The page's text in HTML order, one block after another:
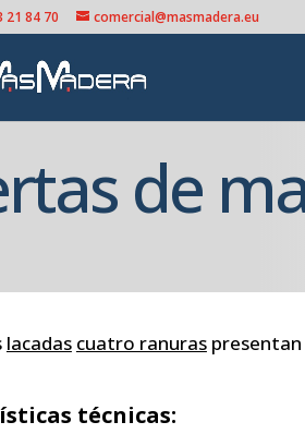
21 84 70 comercial@masmadera.eu
de
lacadas cuatro ranuraspresentan
técnicas: